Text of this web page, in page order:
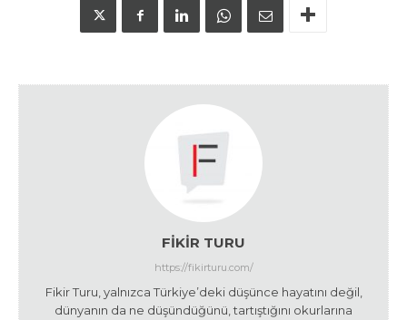
FIKIR TURU
https://fikirturu.com/
Fikir Turu, yalnızca Türkiye’deki düşünce hayatını değil,
dünyanın da ne düşündüğünü, tartıştığını okurlarına